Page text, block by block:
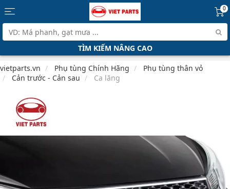
0
TÌM KIẾM NÂNG CAO
vietparts.vn Phụ tùng Chính Hãng
Phụ tùng thân vỏ
Cản trước - Cản sau
Ca lăng